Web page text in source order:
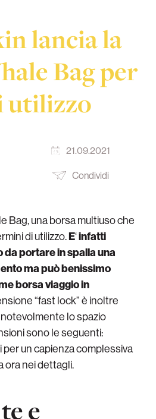
lancia la
Bag per
utilizzo
21.09.2021
Condividi
Bag, una borsa multiuso che
di utilizzo.E‘infatti
portare in spalla una
ma può benissimo
borsa viaggio in
“fast lock” è inoltre
lo spazio
sono le seguenti:
un capienza complessiva
ora nei dettagli.
e